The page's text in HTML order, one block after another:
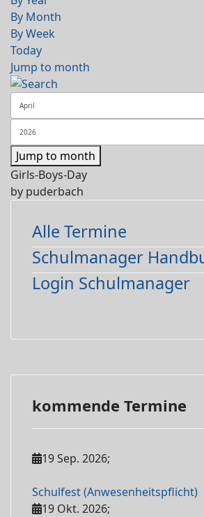
By Month
By Week
Today
Jump to month
Jump to month
Girls-Boys-Day
by puderbach
Alle Termine
Schulmanager
Login Schulmanager
kommende Termine
19 Sep. 2026;
Schulfest (Anwesenheitspflicht)
19 Okt. 2026;